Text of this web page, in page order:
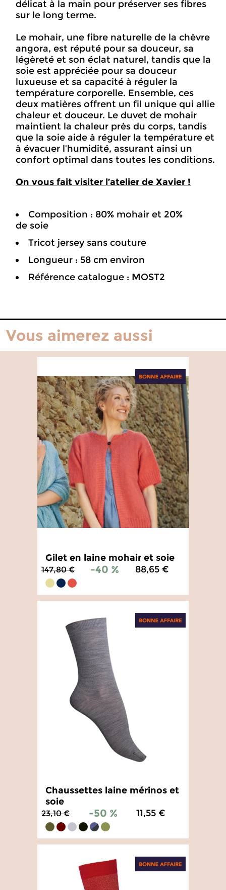
délicat à la main pour préserver ses fibres
sur le long terme.
Le mohair, une fibre naturelle de la chèvre
angora, est réputé pour sa douceur, sa
légèreté et son éclat naturel, tandis que la
soie est appréciée pour sa douceur
luxueuse et sa capacité à réguler la
température corporelle. Ensemble, ces
deux matières offrent un fil unique qui allie
chaleur et douceur. Le duvet de mohair
maintient la chaleur près du corps, tandis
que la soie aide à réguler la température et
à évacuer l’humidité, assurant ainsi un
confort optimal dans toutes les conditions.
On vous fait visiter l’atelier de Xavier !
Composition : 80% mohair et 20%
de soie
Tricot jersey sans couture
Longueur : 58 cm environ
Référence catalogue : MOST2
Vous aimerez aussi
Gilet en laine mohair et soie
147,80 € -40 % 88,65 €
Chaussettes laine mérinos et
soie
23,10 € -50 % 11,55 €